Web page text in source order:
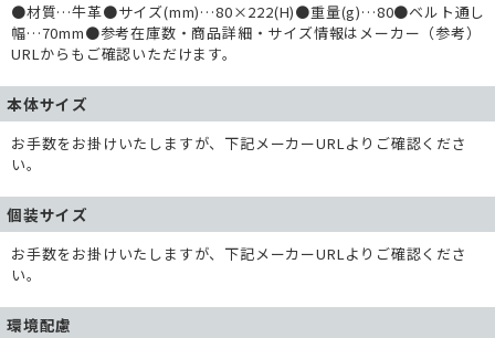
●材質…牛革●サイズ(mm)…80×222(H)●重量(g)…80●ベルト通し
幅…70mm●参考在庫数・商品詳細・サイズ情報はメーカー（参考）
URLからもご確認いただけます。
本体サイズ
お手数をお掛けいたしますが、下記メーカーURLよりご確認くださ
い。
個装サイズ
お手数をお掛けいたしますが、下記メーカーURLよりご確認くださ
い。
環境配慮